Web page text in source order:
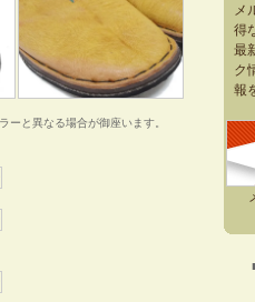
ーと異なる場合が御座います。
メ
得
最
ク
報